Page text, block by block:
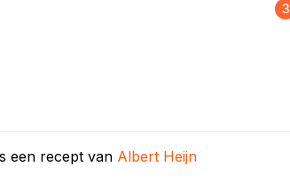
3
een recept van Albert Heijn